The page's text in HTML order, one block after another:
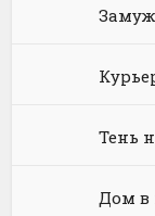
Философия
Космическая
Книги про
Фэнтези про
Тень
Дом в